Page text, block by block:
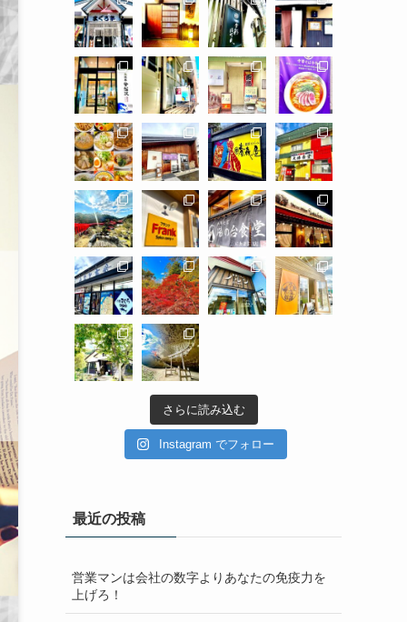
さらに読み込む
Instagram でフォロー
最近の投稿
営業マンは会社の数字よりあなたの免疫力を
上げろ！